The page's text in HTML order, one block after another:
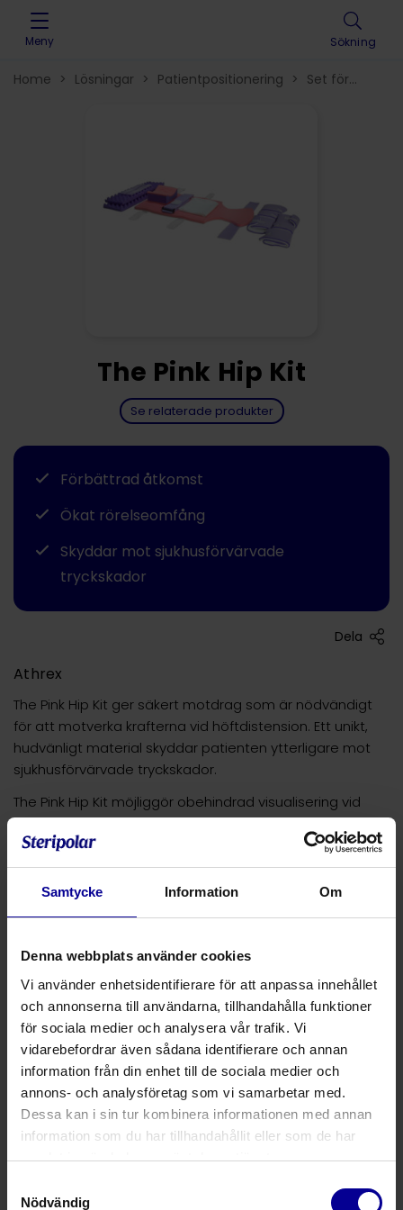
Samtycke Information Om
Denna webbplats använder cookies
Vi använder enhetsidentifierare för att anpassa innehållet
och annonserna till användarna, tillhandahålla funktioner
för sociala medier och analysera vår trafik. Vi
vidarebefordrar även sådana identifierare och annan
information från din enhet till de sociala medier och
annons- och analysföretag som vi samarbetar med.
Dessa kan i sin tur kombinera informationen med annan
information som du har tillhandahållit eller som de har
samlat in när du har använt deras tjänster.
Nödvändig
Skip to content
Meny Sökning
Home > Lösningar > Patientpositionering > Set för
Athrex
The Pink Hip Kit ger säkert motdrag som är nödvändigt
för att motverka krafterna vid höftdistension. Ett unikt,
hudvänligt material skyddar patienten ytterligare mot
sjukhusförvärvade tryckskador.
The Pink Hip Kit möjliggör obehindrad visualisering vid
användning av C-båge, förbättrad kirurgåtkomst och
ökad rörelsefrihet. Rörelseomfånget förbättras under
ledmanipulation, vilket tillåter en mer komplett dynamisk
undersökning utan behov av att ändra kirurgiska
1 Hip Kit Pink Pad
1 par fotskydd
1 positioneringskudde med PinkProtect-material
Kroppsremmar
2 armdynor
The Pink Hip Kit
Se relaterade produkter
Förbättrad åtkomst
Ökat rörelseomfång
Skyddar mot sjukhusförvärvade
tryckskador
Dela